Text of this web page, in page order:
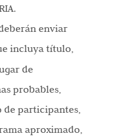
enviar
incluya título,
de
probables,
de participantes,
aproximado,